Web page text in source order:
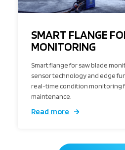
SMART FLANGE
MONITORING
Smart flange for saw blade
sensor technology and edge
real-time condition monitoring
maintenance.
Read more